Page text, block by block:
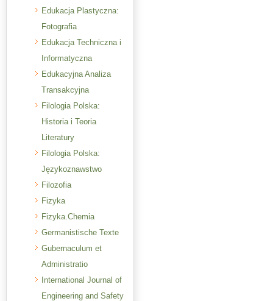
Edukacja Plastyczna:
Fotografia
Edukacja Techniczna i
Informatyczna
Edukacyjna Analiza
Transakcyjna
Filologia Polska:
Historia i Teoria
Literatury
Filologia Polska:
Językoznawstwo
Filozofia
Fizyka
Fizyka.Chemia
Germanistische Texte
Gubernaculum et
Administratio
International Journal of
Engineering and Safety